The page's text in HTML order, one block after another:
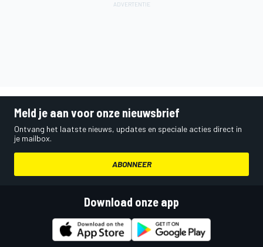
Meld je aan voor onze nieuwsbrief
Ontvang het laatste nieuws, updates en speciale acties direct in
je mailbox.
ABONNEER
Download onze app